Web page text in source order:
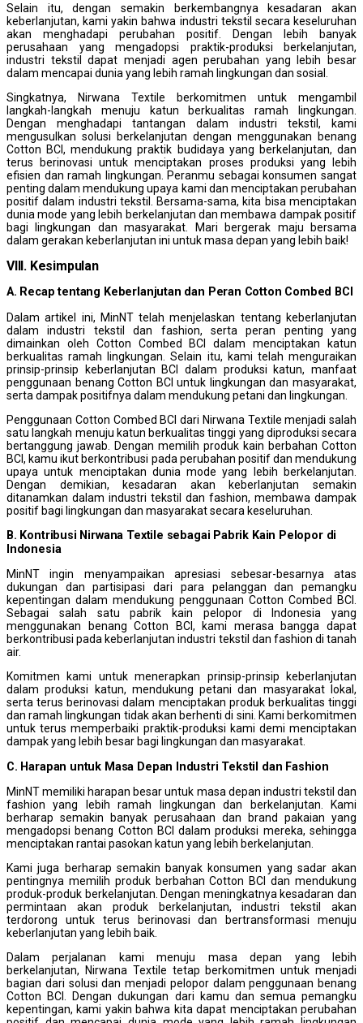
Selain itu, dengan semakin berkembangnya kesadaran akan
keberlanjutan, kami yakin bahwa industri tekstil secara keseluruhan
akan menghadapi perubahan positif. Dengan lebih banyak
perusahaan yang mengadopsi praktik-produksi berkelanjutan,
industri tekstil dapat menjadi agen perubahan yang lebih besar
dalam mencapai dunia yang lebih ramah lingkungan dan sosial.
Singkatnya, Nirwana Textile berkomitmen untuk mengambil
langkah-langkah menuju katun berkualitas ramah lingkungan.
Dengan menghadapi tantangan dalam industri tekstil, kami
mengusulkan solusi berkelanjutan dengan menggunakan benang
Cotton BCI, mendukung praktik budidaya yang berkelanjutan, dan
terus berinovasi untuk menciptakan proses produksi yang lebih
efisien dan ramah lingkungan. Peranmu sebagai konsumen sangat
penting dalam mendukung upaya kami dan menciptakan perubahan
positif dalam industri tekstil. Bersama-sama, kita bisa menciptakan
dunia mode yang lebih berkelanjutan dan membawa dampak positif
bagi lingkungan dan masyarakat. Mari bergerak maju bersama
dalam gerakan keberlanjutan ini untuk masa depan yang lebih baik!
VIII. Kesimpulan
A. Recap tentang Keberlanjutan dan Peran Cotton Combed BCI
Dalam artikel ini, MinNT telah menjelaskan tentang keberlanjutan
dalam industri tekstil dan fashion, serta peran penting yang
dimainkan oleh Cotton Combed BCI dalam menciptakan katun
berkualitas ramah lingkungan. Selain itu, kami telah menguraikan
prinsip-prinsip keberlanjutan BCI dalam produksi katun, manfaat
penggunaan benang Cotton BCI untuk lingkungan dan masyarakat,
serta dampak positifnya dalam mendukung petani dan lingkungan.
Penggunaan Cotton Combed BCI dari Nirwana Textile menjadi salah
satu langkah menuju katun berkualitas tinggi yang diproduksi secara
bertanggung jawab. Dengan memilih produk kain berbahan Cotton
BCI, kamu ikut berkontribusi pada perubahan positif dan mendukung
upaya untuk menciptakan dunia mode yang lebih berkelanjutan.
Dengan demikian, kesadaran akan keberlanjutan semakin
ditanamkan dalam industri tekstil dan fashion, membawa dampak
positif bagi lingkungan dan masyarakat secara keseluruhan.
B. Kontribusi Nirwana Textile sebagai Pabrik Kain Pelopor di
Indonesia
MinNT ingin menyampaikan apresiasi sebesar-besarnya atas
dukungan dan partisipasi dari para pelanggan dan pemangku
kepentingan dalam mendukung penggunaan Cotton Combed BCI.
Sebagai salah satu pabrik kain pelopor di Indonesia yang
menggunakan benang Cotton BCI, kami merasa bangga dapat
berkontribusi pada keberlanjutan industri tekstil dan fashion di tanah
air.
Komitmen kami untuk menerapkan prinsip-prinsip keberlanjutan
dalam produksi katun, mendukung petani dan masyarakat lokal,
serta terus berinovasi dalam menciptakan produk berkualitas tinggi
dan ramah lingkungan tidak akan berhenti di sini. Kami berkomitmen
untuk terus memperbaiki praktik-produksi kami demi menciptakan
dampak yang lebih besar bagi lingkungan dan masyarakat.
C. Harapan untuk Masa Depan Industri Tekstil dan Fashion
MinNT memiliki harapan besar untuk masa depan industri tekstil dan
fashion yang lebih ramah lingkungan dan berkelanjutan. Kami
berharap semakin banyak perusahaan dan brand pakaian yang
mengadopsi benang Cotton BCI dalam produksi mereka, sehingga
menciptakan rantai pasokan katun yang lebih berkelanjutan.
Kami juga berharap semakin banyak konsumen yang sadar akan
pentingnya memilih produk berbahan Cotton BCI dan mendukung
produk-produk berkelanjutan. Dengan meningkatnya kesadaran dan
permintaan akan produk berkelanjutan, industri tekstil akan
terdorong untuk terus berinovasi dan bertransformasi menuju
keberlanjutan yang lebih baik.
Dalam perjalanan kami menuju masa depan yang lebih
berkelanjutan, Nirwana Textile tetap berkomitmen untuk menjadi
bagian dari solusi dan menjadi pelopor dalam penggunaan benang
Cotton BCI. Dengan dukungan dari kamu dan semua pemangku
kepentingan, kami yakin bahwa kita dapat menciptakan perubahan